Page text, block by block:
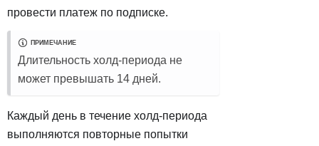
провести платеж по подписке.
ПРИМЕЧАНИЕ
Длительность холд-периода не
может превышать 14 дней.
Каждый день в течение холд-периода
выполняются повторные попытки